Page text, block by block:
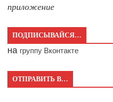
приложение
ПОДПИСЫВАЙСЯ…
на группу Вконтакте
ОТПРАВИТЬ В…